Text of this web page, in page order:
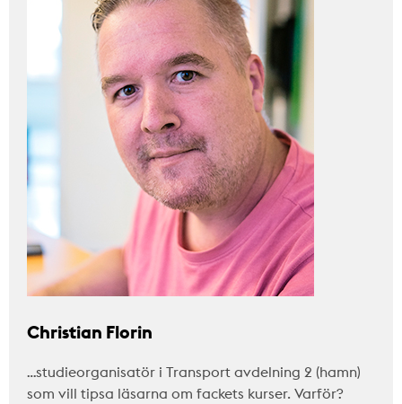
Christian Florin
…studieorganisatör i Transport avdelning 2 (hamn)
som vill tipsa läsarna om fackets kurser. Varför?